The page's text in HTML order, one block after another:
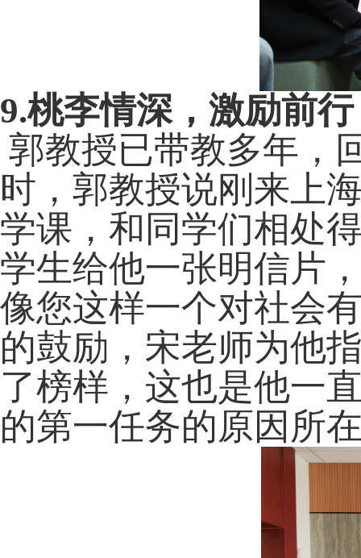
9.桃李情深，激励前行
郭教授已带教多年，
时，郭教授说刚来上
学课，和同学们相处
学生给他一张明信片
像您这样一个对社会
的鼓励，宋老师为他
了榜样，这也是他一
的第一任务的原因所